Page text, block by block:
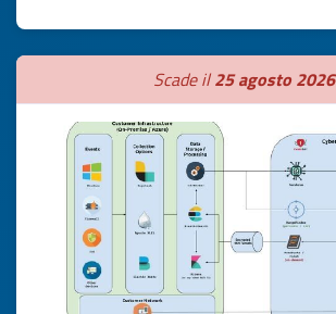
Scade il25 agosto 2026